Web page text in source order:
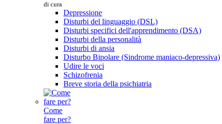
di cura
Depressione
Disturbi del linguaggio (DSL)
Disturbi specifici dell'apprendimento (DSA)
Disturbi della personalità
Disturbi di ansia
Disturbo Bipolare (Sindrome maniaco-depressiva)
Udire le voci
Schizofrenia
Breve storia della psichiatria
Come
fare per?